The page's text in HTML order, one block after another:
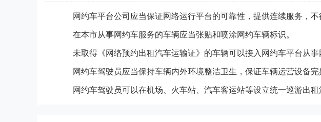
在本市从事网约车服务的车辆应当张贴和喷涂网约车辆标识。
网约车驾驶员应当保持车辆内外环境整洁卫生，保证车辆运营设备完